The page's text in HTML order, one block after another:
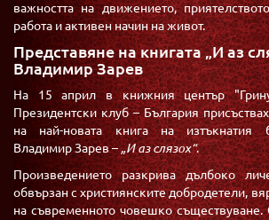
важността на движението,
работа и активен начин на живот.
Представяне на книгата „И аз
Владимир Зарев
На 15 април в книжния център
Президентски клуб – България
на най-новата книга на изтъкнатия
Владимир Зарев –„И аз слязох“.
Произведението разкрива дълбоко
обвързан с християнските добродетели,
на съвременното човешко